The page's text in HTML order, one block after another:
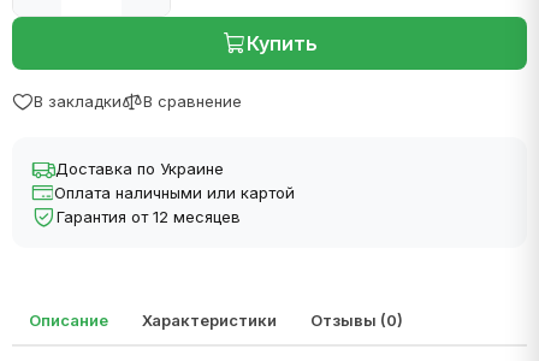
Купить
В закладки В сравнение
Доставка по Украине
Оплата наличными или картой
Гарантия от 12 месяцев
Описание Характеристики Отзывы (0)